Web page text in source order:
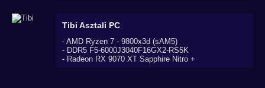
Tibi Asztali PC
- AMD Ryzen 7 - 9800x3d (sAM5)
- DDR5 F5-6000J3040F16GX2-RS5K
- Radeon RX 9070 XT Sapphire Nitro +